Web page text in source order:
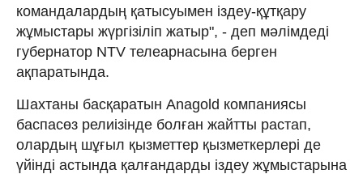
командалардың қатысуымен іздеу-құтқару
жұмыстары жүргізіліп жатыр", - деп мәлімдеді
губернатор NTV телеарнасына берген
ақпаратында.
Шахтаны басқаратын Anagold компаниясы
баспасөз релиізінде болған жайтты растап,
олардың шұғыл қызметтер қызметкерлері де
үйінді астында қалғандарды іздеу жұмыстарына